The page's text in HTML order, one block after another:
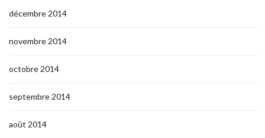
décembre 2014
novembre 2014
octobre 2014
septembre 2014
août 2014